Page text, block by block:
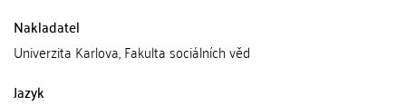
Nakladatel
Univerzita Karlova, Fakulta sociálních věd
Jazyk